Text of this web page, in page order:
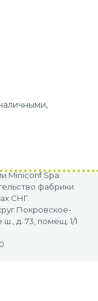
Miniconf Spa.
фабрики
СНГ.
Покровское-
д. 73, помещ. 1/1